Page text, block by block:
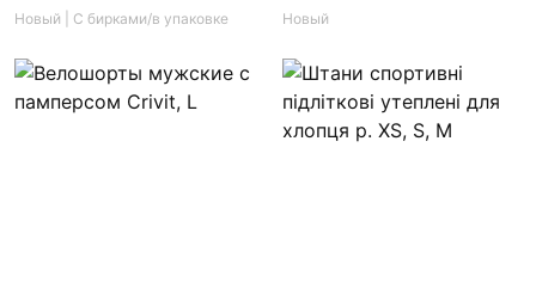
Новый | С бирками/в упаковке
Новый